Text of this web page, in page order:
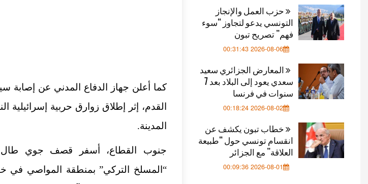
كما أعلن جهاز الدفاع المدني عن إصابة
القدم، إثر إطلاق زوارق حربية إسرائيلية
المدينة.
جنوب القطاع، أسفر قصف جوي طال
“المسلخ التركي” بمنطقة المواصي في
حزب العمل والإنجاز
التونسي يدعو لتجاوز “سوء
فهم” تصريح تبون
2026-08-06 00:31:43
المعارض الجزائري سعيد
سعدي يعود إلى البلاد بعد 7
سنوات في فرنسا
2026-08-02 00:18:24
خطاب تبون يكشف عن
انقسام تونسي حول “طبيعة
العلاقة” مع الجزائر
2026-08-01 00:09:36